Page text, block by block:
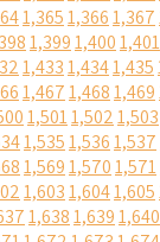
1,3651,3661,367
1,3991,4001,401
1,4331,4341,435
1,4671,4681,469
1,5011,5021,503
1,5351,5361,537
1,5691,5701,571
1,6031,6041,605
1,6381,6391,640